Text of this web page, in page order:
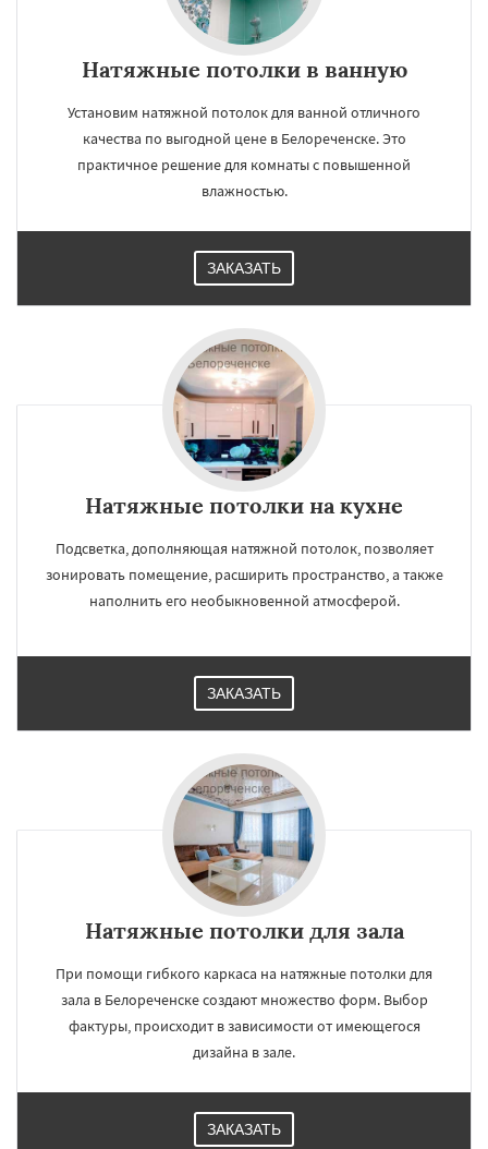
Натяжные потолки в ванную
Установим натяжной потолок для ванной отличного
качества по выгодной цене в Белореченске. Это
практичное решение для комнаты с повышенной
влажностью.
ЗАКАЗАТЬ
Натяжные потолки на кухне
Подсветка, дополняющая натяжной потолок, позволяет
зонировать помещение, расширить пространство, а также
наполнить его необыкновенной атмосферой.
ЗАКАЗАТЬ
Натяжные потолки для зала
При помощи гибкого каркаса на натяжные потолки для
зала в Белореченске создают множество форм. Выбор
фактуры, происходит в зависимости от имеющегося
дизайна в зале.
ЗАКАЗАТЬ